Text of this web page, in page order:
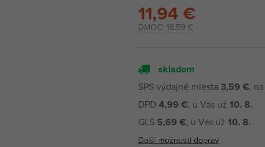
DMOC: 18,59 €
11,94 €
skladom
SPS výdajné miesta 3,59 €,
DPD 4,99 €, u Vás už 10. 8.
GLS 5,69 €, u Vás už 10. 8.
Další možnosti doprav